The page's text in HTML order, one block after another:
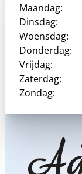
Maandag:
Dinsdag:
Woensdag:
Donderdag:
Vrijdag:
Zaterdag:
Zondag: